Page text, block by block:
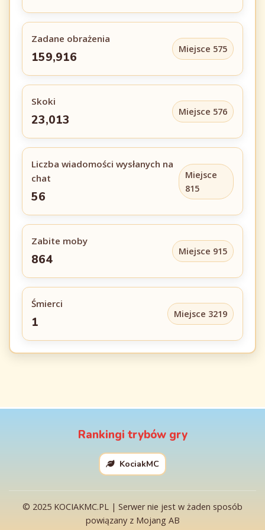
Zadane obrażenia
159,916
Miejsce 575
Skoki
23,013
Miejsce 576
Liczba wiadomości wysłanych na
chat
56
Miejsce
815
Zabite moby
864
Miejsce 915
Śmierci
1
Miejsce 3219
Rankingi trybów gry
KociakMC
© 2025 KOCIAKMC.PL | Serwer nie jest w żaden sposób
powiązany z Mojang AB